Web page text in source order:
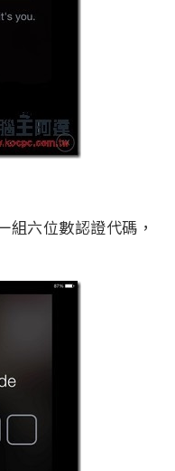
六位數認證代碼，